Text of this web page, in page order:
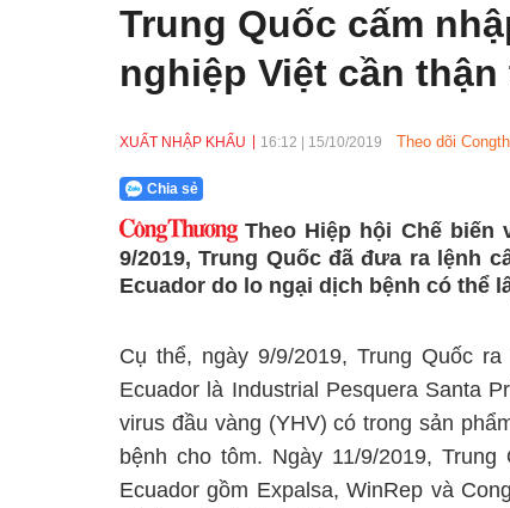
Trung Quốc cấm
nghiệp Việt cần thận
XUẤT NHẬP KHẨU 16:12 15/10/2019 Theo dõi
Chia sẻ
Theo Hiệp hội Chế biến
9/2019, Trung Quốc đã đưa ra lệnh
Ecuador do lo ngại dịch bệnh có thể
Cụ thể, ngày 9/9/2019, Trung Quốc
Ecuador là Industrial Pesquera Santa
virus đầu vàng (YHV) có trong sản
bệnh cho tôm. Ngày 11/9/2019,
Ecuador gồm Expalsa, WinRep và